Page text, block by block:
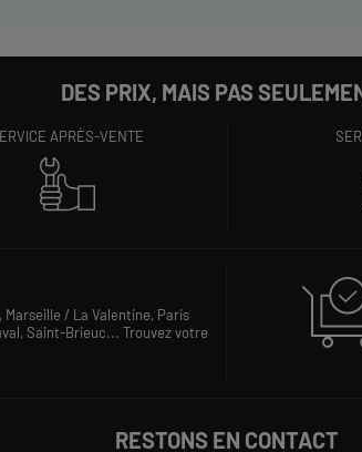
DES PRIX, MAIS PAS
APRÈS-VENTE
Marseille / La Valentine, Paris
Saint-Brieuc...Trouvez votre
RESTONS EN CONTACT